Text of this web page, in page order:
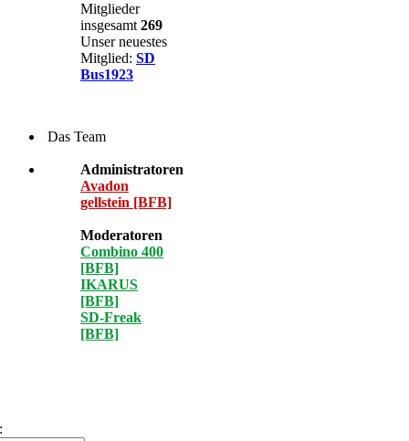
Mitglieder
insgesamt 269
Unser neuestes
Mitglied: SD
Bus1923
Das Team
Administratoren
Avadon
gellstein [BFB]
Moderatoren
Combino 400
[BFB]
IKARUS
[BFB]
SD-Freak
[BFB]